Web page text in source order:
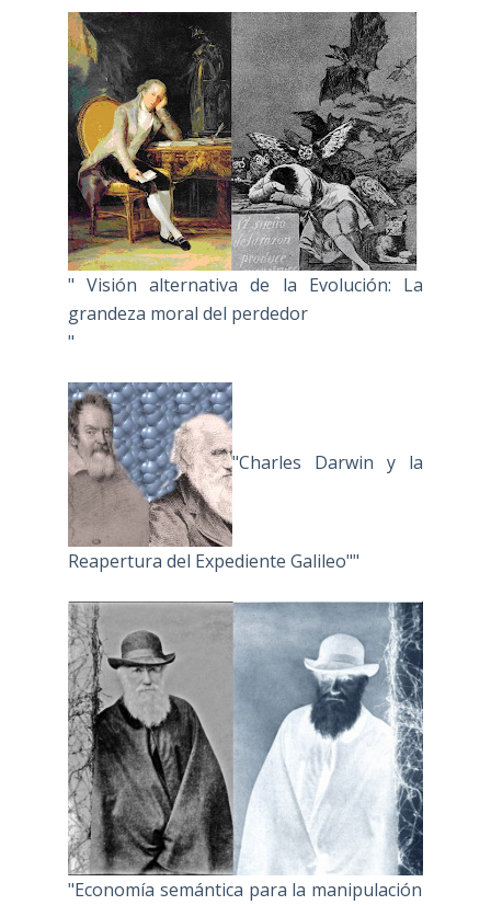
" Visión alternativa de la Evolución: La
grandeza moral del perdedor
"
"Charles Darwin y la
Reapertura del Expediente Galileo""
"Economía semántica para la manipulación